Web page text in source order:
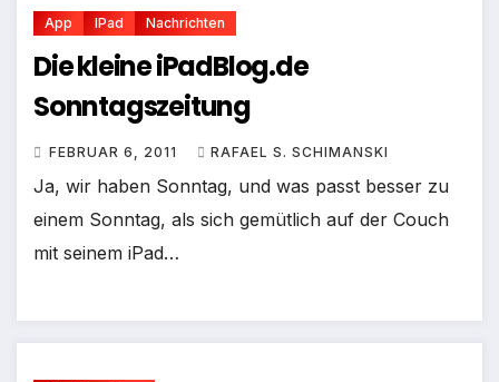
App IPad Nachrichten
Die kleine iPadBlog.de
Sonntagszeitung
FEBRUAR 6, 2011 RAFAEL S. SCHIMANSKI
Ja, wir haben Sonntag, und was passt besser zu
einem Sonntag, als sich gemütlich auf der Couch
mit seinem iPad…